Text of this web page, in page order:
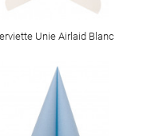
Unie Airlaid Blanc